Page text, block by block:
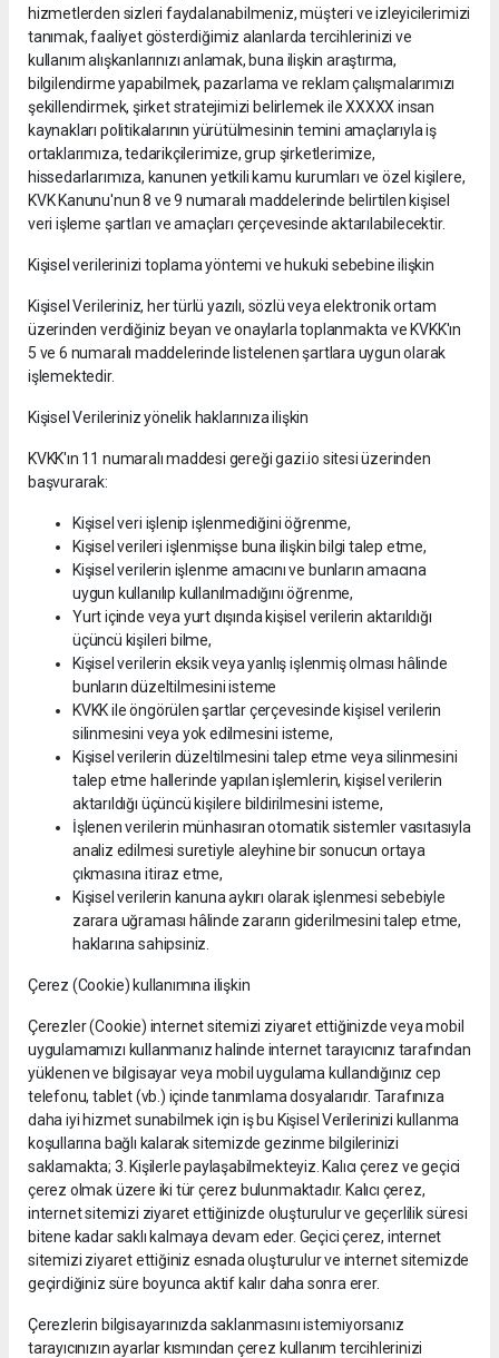
hizmetlerden sizleri faydalanabilmeniz, müşteri ve izleyicilerimizi
tanımak, faaliyet gösterdiğimiz alanlarda tercihlerinizi ve
kullanım alışkanlarınızı anlamak, buna ilişkin araştırma,
bilgilendirme yapabilmek, pazarlama ve reklam çalışmalarımızı
şekillendirmek, şirket stratejimizi belirlemek ile XXXXX insan
kaynakları politikalarının yürütülmesinin temini amaçlarıyla iş
ortaklarımıza, tedarikçilerimize, grup şirketlerimize,
hissedarlarımıza, kanunen yetkili kamu kurumları ve özel kişilere,
KVK Kanunu'nun 8 ve 9 numaralı maddelerinde belirtilen kişisel
veri işleme şartları ve amaçları çerçevesinde aktarılabilecektir.
Kişisel verilerinizi toplama yöntemi ve hukuki sebebine ilişkin
Kişisel Verileriniz, her türlü yazılı, sözlü veya elektronik ortam
üzerinden verdiğiniz beyan ve onaylarla toplanmakta ve KVKK'ın
5 ve 6 numaralı maddelerinde listelenen şartlara uygun olarak
işlemektedir.
Kişisel Verileriniz yönelik haklarınıza ilişkin
KVKK'ın 11 numaralı maddesi gereği gazi.io sitesi üzerinden
başvurarak:
Kişisel veri işlenip işlenmediğini öğrenme,
Kişisel verileri işlenmişse buna ilişkin bilgi talep etme,
Kişisel verilerin işlenme amacını ve bunların amacına
uygun kullanılıp kullanılmadığını öğrenme,
Yurt içinde veya yurt dışında kişisel verilerin aktarıldığı
üçüncü kişileri bilme,
Kişisel verilerin eksik veya yanlış işlenmiş olması hâlinde
bunların düzeltilmesini isteme
KVKK ile öngörülen şartlar çerçevesinde kişisel verilerin
silinmesini veya yok edilmesini isteme,
Kişisel verilerin düzeltilmesini talep etme veya silinmesini
talep etme hallerinde yapılan işlemlerin, kişisel verilerin
aktarıldığı üçüncü kişilere bildirilmesini isteme,
İşlenen verilerin münhasıran otomatik sistemler vasıtasıyla
analiz edilmesi suretiyle aleyhine bir sonucun ortaya
çıkmasına itiraz etme,
Kişisel verilerin kanuna aykırı olarak işlenmesi sebebiyle
zarara uğraması hâlinde zararın giderilmesini talep etme,
haklarına sahipsiniz.
Çerez (Cookie) kullanımına ilişkin
Çerezler (Cookie) internet sitemizi ziyaret ettiğinizde veya mobil
uygulamamızı kullanmanız halinde internet tarayıcınız tarafından
yüklenen ve bilgisayar veya mobil uygulama kullandığınız cep
telefonu, tablet (vb.) içinde tanımlama dosyalarıdır. Tarafınıza
daha iyi hizmet sunabilmek için iş bu Kişisel Verilerinizi kullanma
koşullarına bağlı kalarak sitemizde gezinme bilgilerinizi
saklamakta; 3. Kişilerle paylaşabilmekteyiz. Kalıcı çerez ve geçici
çerez olmak üzere iki tür çerez bulunmaktadır. Kalıcı çerez,
internet sitemizi ziyaret ettiğinizde oluşturulur ve geçerlilik süresi
bitene kadar saklı kalmaya devam eder. Geçici çerez, internet
sitemizi ziyaret ettiğiniz esnada oluşturulur ve internet sitemizde
geçirdiğiniz süre boyunca aktif kalır daha sonra erer.
Çerezlerin bilgisayarınızda saklanmasını istemiyorsanız
tarayıcınızın ayarlar kısmından çerez kullanım tercihlerinizi